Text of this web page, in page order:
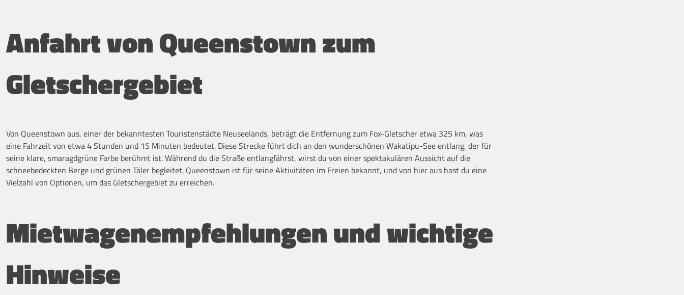
Anfahrt von Queenstown zum
Gletschergebiet
Von Queenstown aus, einer der bekanntesten Touristenstädte Neuseelands, beträgt die Entfernung zum Fox-Gletscher etwa 325 km, was
eine Fahrzeit von etwa 4 Stunden und 15 Minuten bedeutet. Diese Strecke führt dich an den wunderschönen Wakatipu-See entlang, der für
seine klare, smaragdgrüne Farbe berühmt ist. Während du die Straße entlangfährst, wirst du von einer spektakulären Aussicht auf die
schneebedeckten Berge und grünen Täler begleitet. Queenstown ist für seine Aktivitäten im Freien bekannt, und von hier aus hast du eine
Vielzahl von Optionen, um das Gletschergebiet zu erreichen.
Mietwagenempfehlungen und wichtige
Hinweise